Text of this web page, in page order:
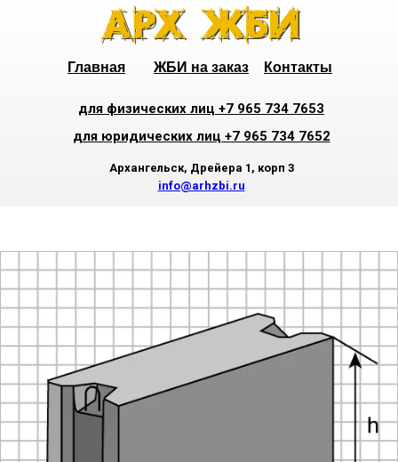
Главная ЖБИ на заказ Контакты
для физических лиц +7 965 734 7653
для юридических лиц +7 965 734 7652
Архангельск, Дрейера 1, корп 3
info@arhzbi.ru